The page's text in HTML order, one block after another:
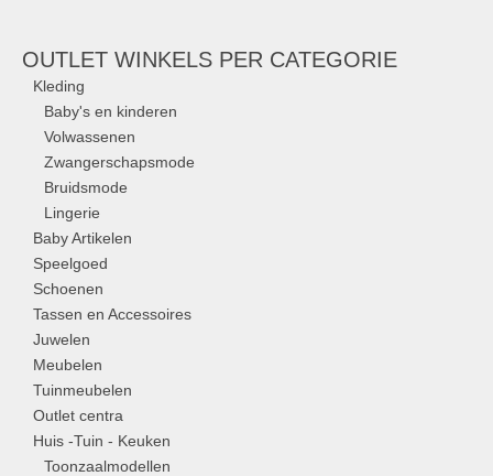
OUTLET WINKELS PER CATEGORIE
Kleding
Baby's en kinderen
Volwassenen
Zwangerschapsmode
Bruidsmode
Lingerie
Baby Artikelen
Speelgoed
Schoenen
Tassen en Accessoires
Juwelen
Meubelen
Tuinmeubelen
Outlet centra
Huis -Tuin - Keuken
Toonzaalmodellen